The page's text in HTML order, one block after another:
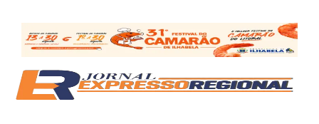
conteúdo